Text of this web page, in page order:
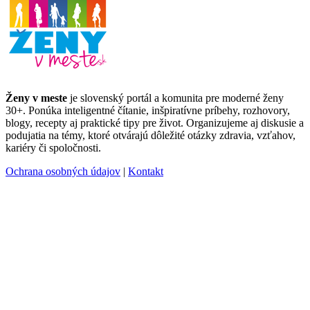
Ženy v meste je slovenský portál a komunita pre moderné ženy
30+. Ponúka inteligentné čítanie, inšpiratívne príbehy, rozhovory,
blogy, recepty aj praktické tipy pre život. Organizujeme aj diskusie a
podujatia na témy, ktoré otvárajú dôležité otázky zdravia, vzťahov,
kariéry či spoločnosti.
Ochrana osobných údajov | Kontakt